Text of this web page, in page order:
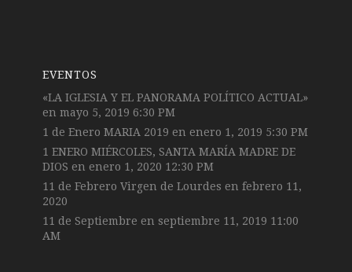
EVENTOS
«LA IGLESIA Y EL PANORAMA POLÍTICO ACTUAL»
en mayo 5, 2019 6:30 PM
1 de Enero MARIA 2019 en enero 1, 2019 5:30 PM
1 ENERO MIÉRCOLES, SANTA MARÍA MADRE DE
DIOS en enero 1, 2020 12:30 PM
11 de Febrero Virgen de Lourdes en febrero 11,
2020
11 de Septiembre en septiembre 11, 2019 11:00
AM